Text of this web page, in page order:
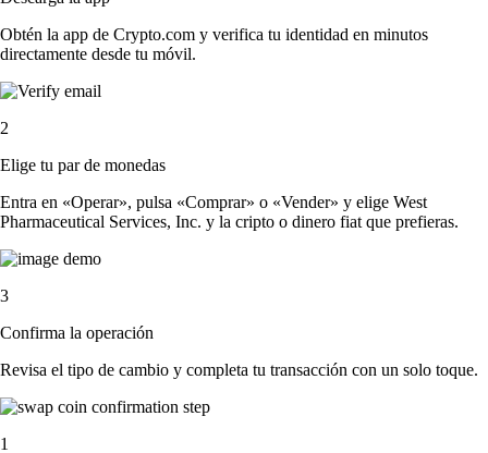
Obtén la app de Crypto.com y verifica tu identidad en minutos
directamente desde tu móvil.
2
Elige tu par de monedas
Entra en «Operar», pulsa «Comprar» o «Vender» y elige West
Pharmaceutical Services, Inc. y la cripto o dinero fiat que prefieras.
3
Confirma la operación
Revisa el tipo de cambio y completa tu transacción con un solo toque.
1